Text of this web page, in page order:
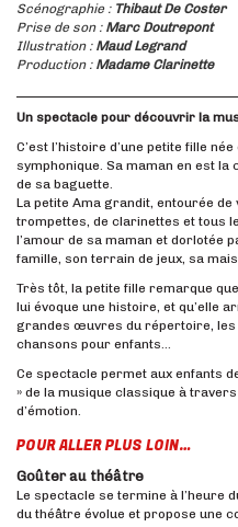
Scénographie : Thibaut De Coster
Prise de son : Marc Doutrepont
Illustration : Maud Legrand
Production : Madame Clarinette
Un spectacle pour découvrir la
C’est l’histoire d’une petite fille
symphonique. Sa maman en est
de sa baguette.
La petite Ama grandit, entourée
trompettes, de clarinettes et tous
l’amour de sa maman et dorlotée
famille, son terrain de jeux, sa
Très tôt, la petite fille remarque
lui évoque une histoire, et qu’elle
grandes œuvres du répertoire,
chansons pour enfants…
Ce spectacle permet aux enfants
» de la musique classique à
d’émotion.
POUR ALLER PLUS LOIN…
Goûter au théâtre
Le spectacle se termine à l’heure
du théâtre évolue et propose une